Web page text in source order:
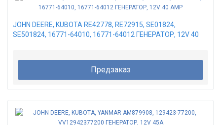
JOHN DEERE, KUBOTA RE42778, RE72915, SE01824,
SE501824, 16771-64010, 16771-64012 ГЕНЕРАТОР, 12V 40
Предзаказ